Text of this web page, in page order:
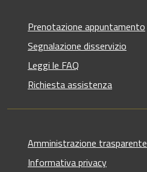
Prenotazione appuntamento
Segnalazione disservizio
Leggi le FAQ
Richiesta assistenza
Amministrazione trasparente
Informativa privacy